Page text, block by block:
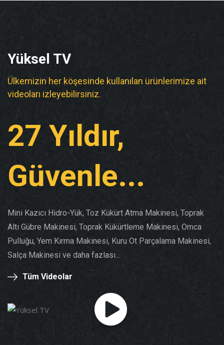
Yüksel TV
Ülkemizin her köşesinde kullanılan ürünlerimize ait
videoları izleyebilirsiniz.
27 Yıldır,
Güvenle...
Mini Kazıcı Hidro-Yük, Toz Kükürt Atma Makinesi, Toprak
Altı Gübre Makinesi, Toprak Kükürtleme Makinesi, Omca
Pulluğu, Yem Kırma Makinesi, Kuru Ot Parçalama Makinesi,
Salça Makinesi ve daha fazlası...
Tüm Videolar